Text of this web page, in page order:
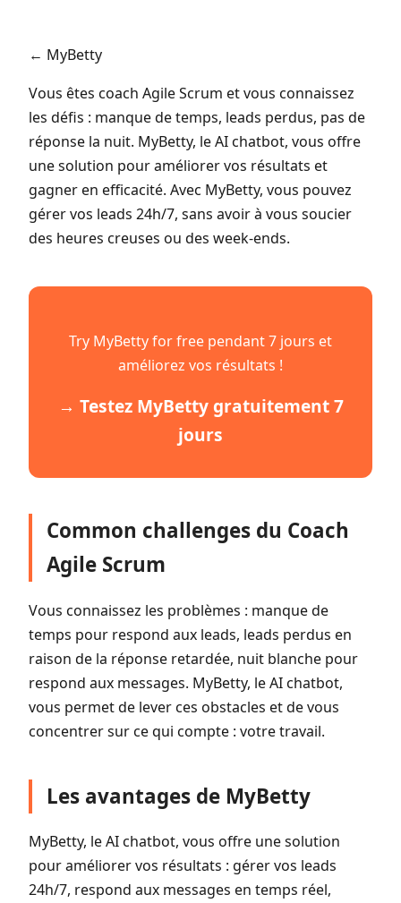
← MyBetty
Vous êtes coach Agile Scrum et vous connaissez
les défis : manque de temps, leads perdus, pas de
réponse la nuit. MyBetty, le AI chatbot, vous offre
une solution pour améliorer vos résultats et
gagner en efficacité. Avec MyBetty, vous pouvez
gérer vos leads 24h/7, sans avoir à vous soucier
des heures creuses ou des week-ends.
Try MyBetty for free pendant 7 jours et
améliorez vos résultats !
→ Testez MyBetty gratuitement 7
jours
Common challenges du Coach
Agile Scrum
Vous connaissez les problèmes : manque de
temps pour respond aux leads, leads perdus en
raison de la réponse retardée, nuit blanche pour
respond aux messages. MyBetty, le AI chatbot,
vous permet de lever ces obstacles et de vous
concentrer sur ce qui compte : votre travail.
Les avantages de MyBetty
MyBetty, le AI chatbot, vous offre une solution
pour améliorer vos résultats : gérer vos leads
24h/7, respond aux messages en temps réel,